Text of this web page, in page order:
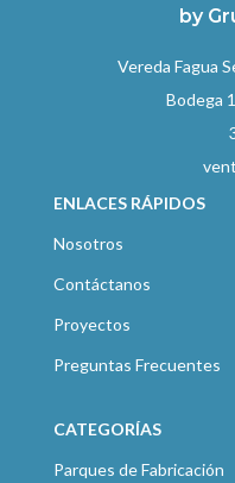
by
Vereda Fagua
Bodega
ENLACES RÁPIDOS
Nosotros
Contáctanos
Proyectos
Preguntas Frecuentes
CATEGORÍAS
Parques de Fabricación